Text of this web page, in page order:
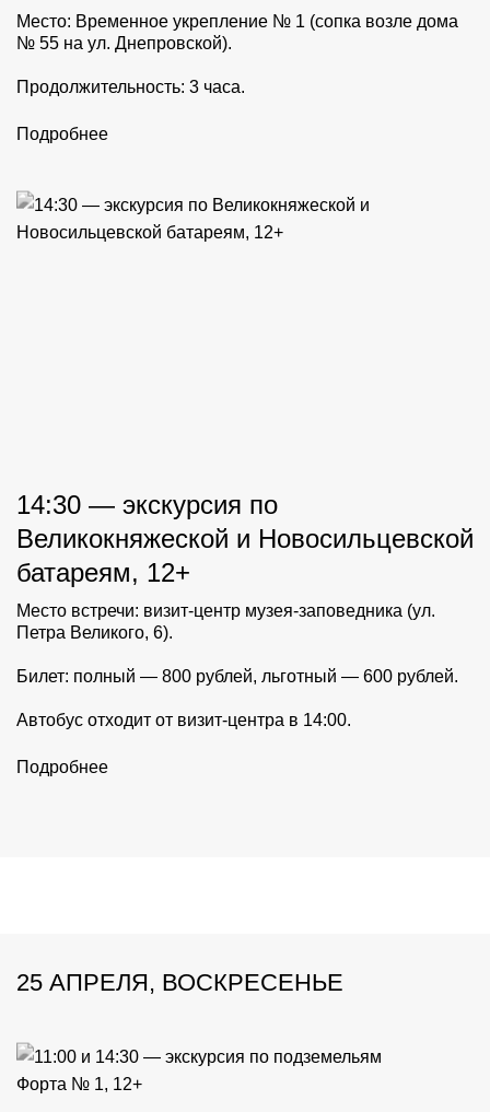
Место: Временное укрепление № 1 (сопка возле дома
№ 55 на ул. Днепровской).
Продолжительность: 3 часа.
Подробнее
14:30 — экскурсия по
Великокняжеской и Новосильцевской
батареям, 12+
Место встречи: визит-центр музея-заповедника (ул.
Петра Великого, 6).
Билет: полный — 800 рублей, льготный — 600 рублей.
Автобус отходит от визит-центра в 14:00.
Подробнее
25 АПРЕЛЯ, ВОСКРЕСЕНЬЕ